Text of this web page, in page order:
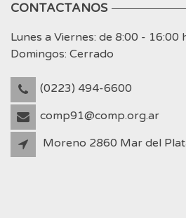
CONTACTANOS
Lunes a Viernes: de 8:00 - 16:00
Domingos: Cerrado
(0223) 494-6600
comp91@comp.org.ar
Moreno 2860 Mar del